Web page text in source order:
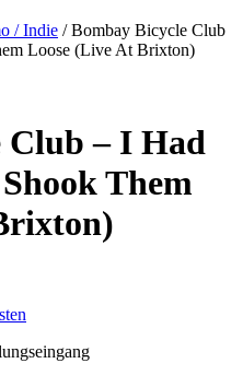
/ Indie / Bombay Bicycle Club
Loose (Live At Brixton)
Club – I Had
Them